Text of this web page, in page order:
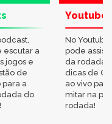
escutar a
jogos e
de
para a
do
Youtube
No
pode
da rodada,
dicas de
ao vivo
mitar na
rodada!